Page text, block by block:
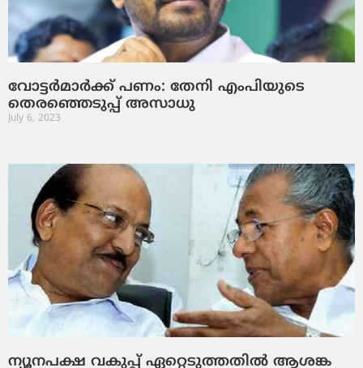
വോട്ടര്‍മാര്‍ക്ക് പണം: തേനി എംപിയുടെ
തെരഞ്ഞെടുപ്പ് അസാധു
July 6, 2023
ന്യൂനപക്ഷ വകുപ്പ് ഏറ്റെടുത്തതില്‍ ആശങ്ക